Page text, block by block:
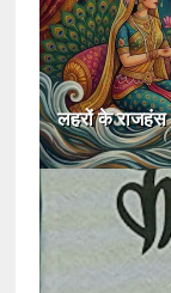
लहरों के राजहंस